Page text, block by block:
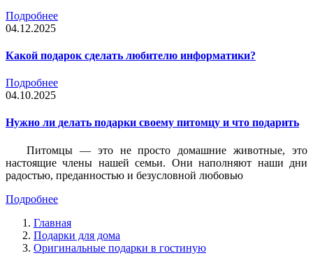
Подробнее
04.12.2025
Какой подарок сделать любителю информатики?
Подробнее
04.10.2025
Нужно ли делать подарки своему питомцу и что подарить
Питомцы — это не просто домашние животные, это
настоящие члены нашей семьи. Они наполняют наши дни
радостью, преданностью и безусловной любовью
Подробнее
Главная
Подарки для дома
Оригинальные подарки в гостиную